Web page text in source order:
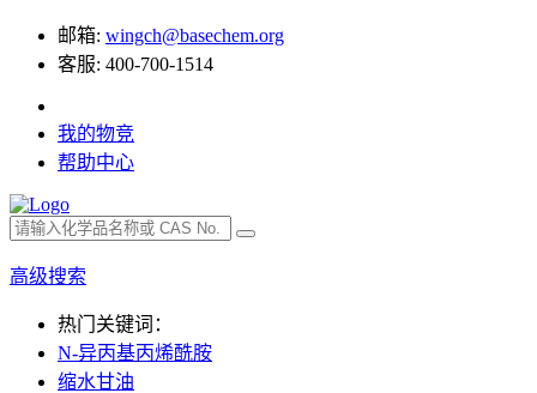
邮箱: wingch@basechem.org
客服: 400-700-1514
我的物竞
帮助中心
高级搜索
热门关键词：
N-异丙基丙烯酰胺
缩水甘油